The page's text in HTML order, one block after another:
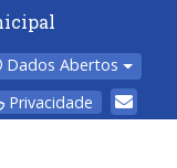
Dados Abertos
Privacidade